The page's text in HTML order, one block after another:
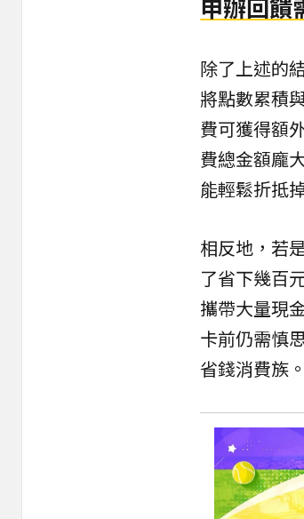
申辦回饋
除了上述的
將點數累積
費可獲得額
費總金額龐
能輕鬆折抵
相反地，若
了省下幾百
攜帶大量現
卡前仍需慎
省錢消費族。